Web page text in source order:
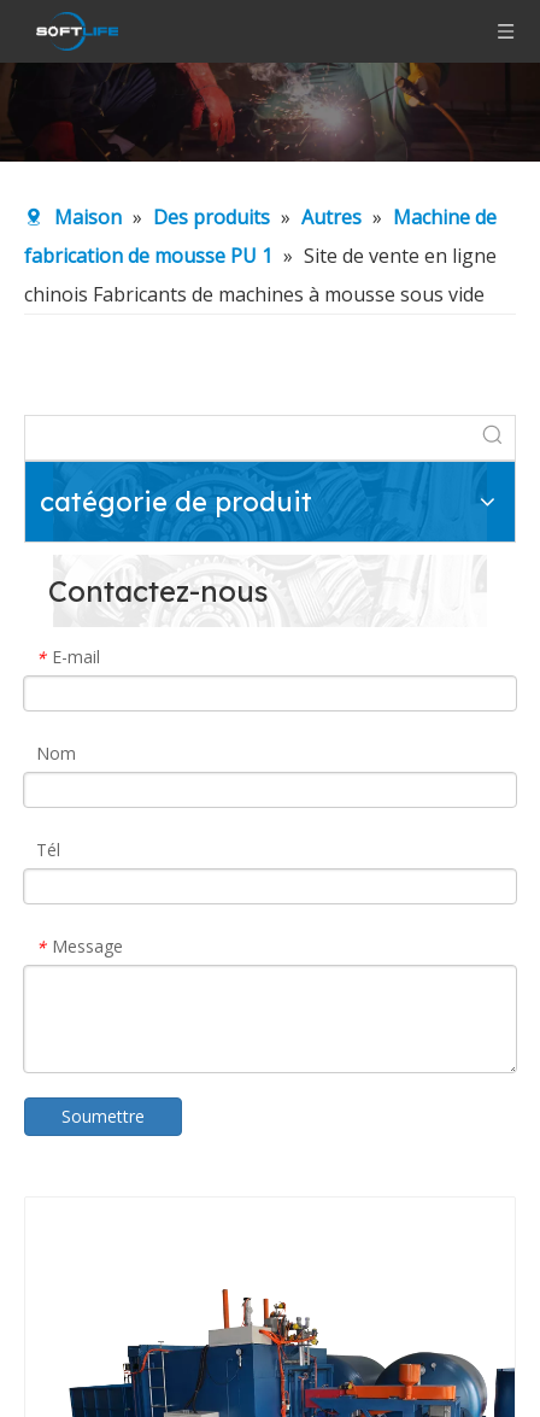
Maison » Des produits » Autres » Machine de
fabrication de mousse PU 1 » Site de vente en ligne
chinois Fabricants de machines à mousse sous vide
catégorie de produit
Contactez-nous
* E-mail
Nom
Tél
* Message
Soumettre